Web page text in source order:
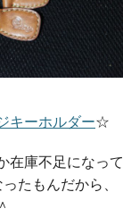
キーホルダー☆
在庫不足になって
たもんだから、